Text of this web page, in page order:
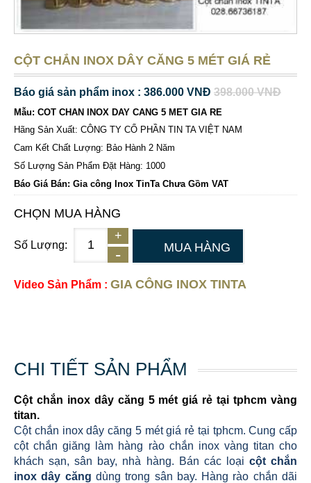
CỘT CHẮN INOX DÂY CĂNG 5 MÉT GIÁ RẺ
Báo giá sản phẩm inox : 386.000 VNĐ 398.000 VNĐ
Mẫu: COT CHAN INOX DAY CANG 5 MET GIA RE
Hãng Sản Xuất: CÔNG TY CỔ PHẦN TIN TA VIỆT NAM
Cam Kết Chất Lượng: Bảo Hành 2 Năm
Số Lượng Sản Phẩm Đặt Hàng: 1000
Báo Giá Bán: Gia công Inox TinTa Chưa Gồm VAT
CHỌN MUA HÀNG
Số Lượng: MUA HÀNG
Video Sản Phẩm : GIA CÔNG INOX TINTA
CHI TIẾT SẢN PHẨM
Cột chắn inox dây căng 5 mét giá rẻ tại tphcm vàng
titan.
Cột chắn inox dây căng 5 mét giá rẻ tại tphcm. Cung cấp
cột chắn giăng làm hàng rào chắn inox vàng titan cho
khách sạn, sân bay, nhà hàng. Bán các loại cột chắn
inox dây căng dùng trong sân bay. Hàng rào chắn dãi